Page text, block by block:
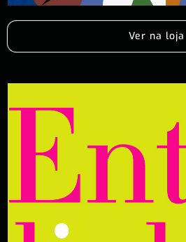
Ver na loja